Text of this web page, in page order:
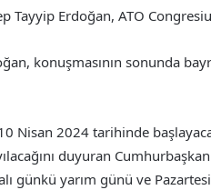
Tayyip Erdoğan, ATO
konuşmasının sonunda
10 Nisan 2024 tarihinde
duyuran
günkü yarım günü ve